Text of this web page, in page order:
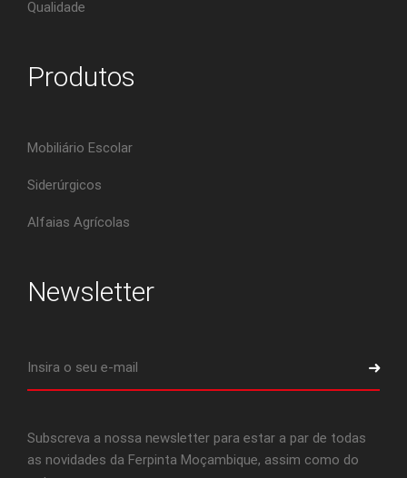
Qualidade
Produtos
Mobiliário Escolar
Siderúrgicos
Alfaias Agrícolas
Newsletter
Subscreva a nossa newsletter para estar a par de todas
as novidades da Ferpinta Moçambique, assim como do